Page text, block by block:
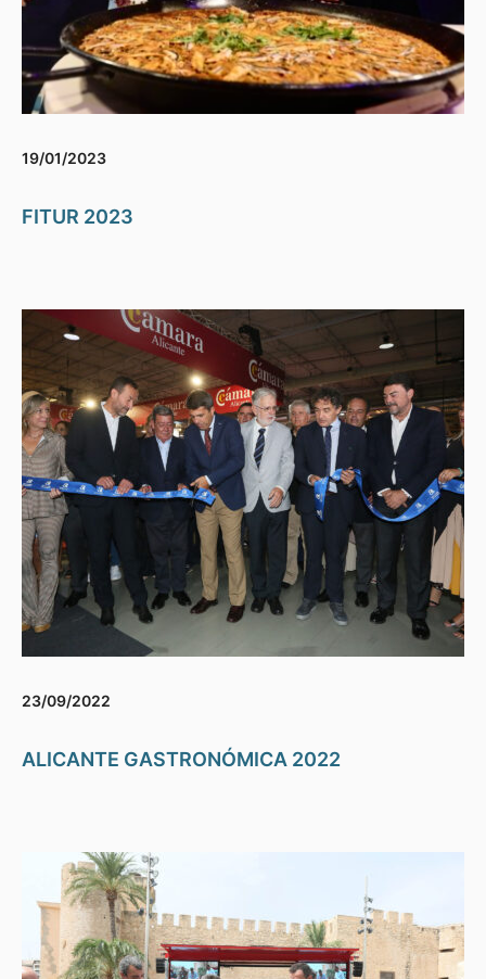
19/01/2023
FITUR 2023
23/09/2022
ALICANTE GASTRONÓMICA 2022